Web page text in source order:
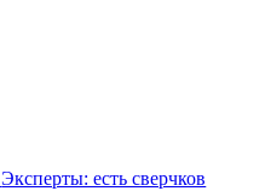
Эксперты: есть сверчков